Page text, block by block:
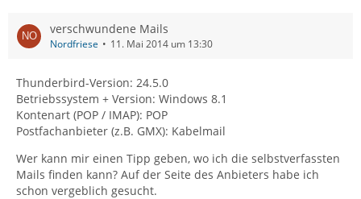
verschwundene Mails
Nordfriese 11. Mai 2014 um 13:30
Thunderbird-Version: 24.5.0
Betriebssystem + Version: Windows 8.1
Kontenart (POP / IMAP): POP
Postfachanbieter (z.B. GMX): Kabelmail
Wer kann mir einen Tipp geben, wo ich die selbstverfassten
Mails finden kann? Auf der Seite des Anbieters habe ich
schon vergeblich gesucht.